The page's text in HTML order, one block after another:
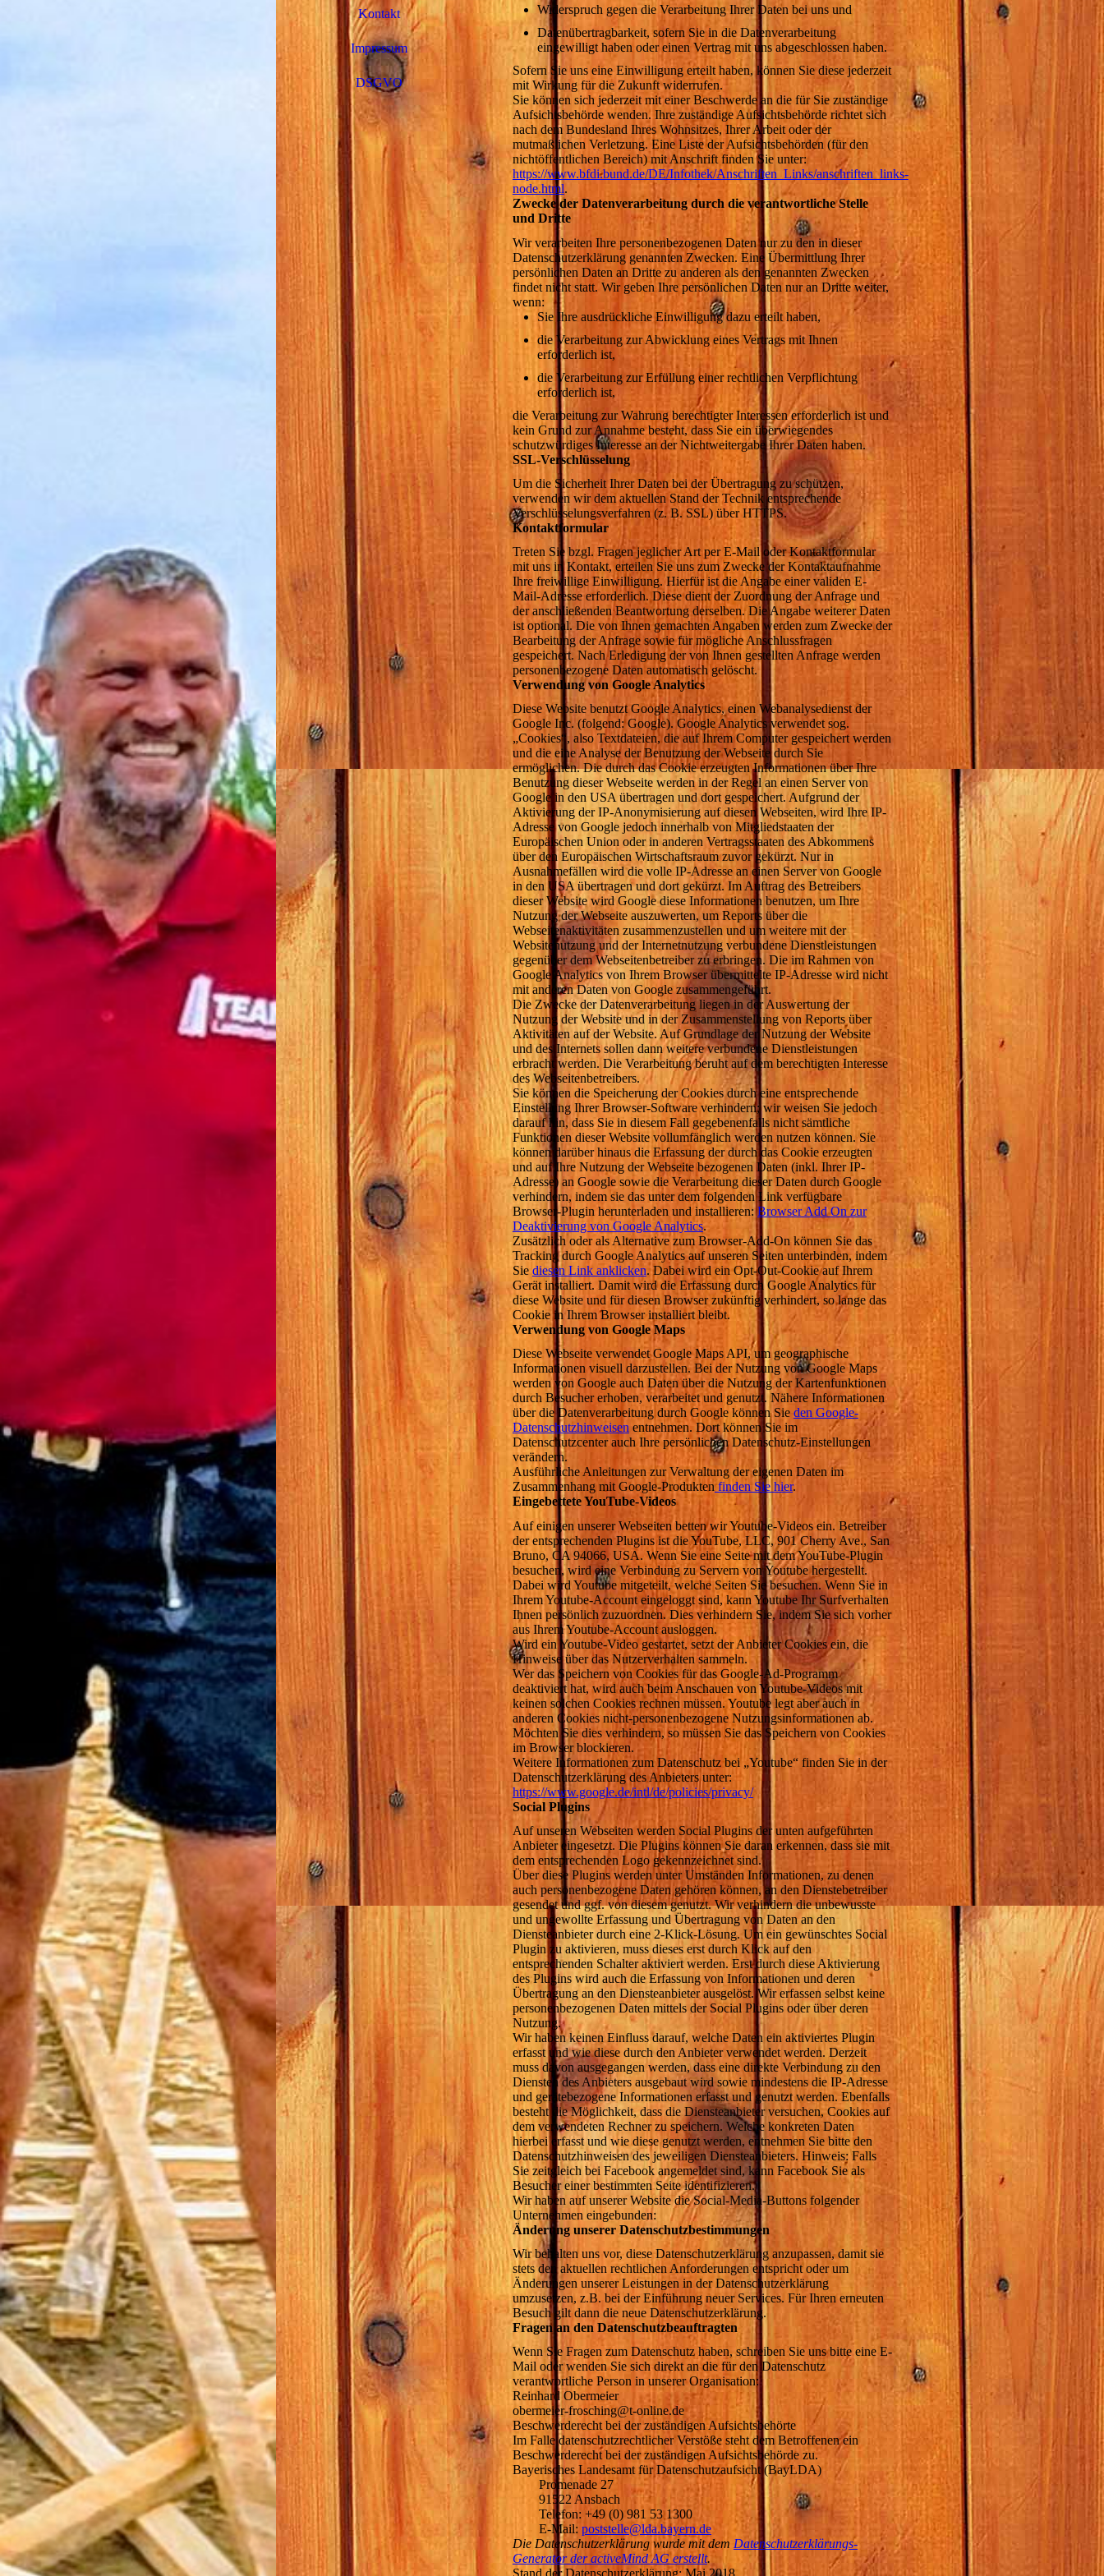
Kontakt
Impressum
DSGVO
Widerspruch gegen die Verarbeitung Ihrer Daten bei uns und
Datenübertragbarkeit, sofern Sie in die Datenverarbeitung
eingewilligt haben oder einen Vertrag mit uns abgeschlossen haben.
Sofern Sie uns eine Einwilligung erteilt haben, können Sie diese jederzeit
mit Wirkung für die Zukunft widerrufen.
Sie können sich jederzeit mit einer Beschwerde an die für Sie zuständige
Aufsichtsbehörde wenden. Ihre zuständige Aufsichtsbehörde richtet sich
nach dem Bundesland Ihres Wohnsitzes, Ihrer Arbeit oder der
mutmaßlichen Verletzung. Eine Liste der Aufsichtsbehörden (für den
nichtöffentlichen Bereich) mit Anschrift finden Sie unter:
https://www.bfdi.bund.de/DE/Infothek/Anschriften_Links/anschriften_links-
node.html.
Zwecke der Datenverarbeitung durch die verantwortliche Stelle
und Dritte
Wir verarbeiten Ihre personenbezogenen Daten nur zu den in dieser
Datenschutzerklärung genannten Zwecken. Eine Übermittlung Ihrer
persönlichen Daten an Dritte zu anderen als den genannten Zwecken
findet nicht statt. Wir geben Ihre persönlichen Daten nur an Dritte weiter,
wenn:
Sie Ihre ausdrückliche Einwilligung dazu erteilt haben,
die Verarbeitung zur Abwicklung eines Vertrags mit Ihnen
erforderlich ist,
die Verarbeitung zur Erfüllung einer rechtlichen Verpflichtung
erforderlich ist,
die Verarbeitung zur Wahrung berechtigter Interessen erforderlich ist und
kein Grund zur Annahme besteht, dass Sie ein überwiegendes
schutzwürdiges Interesse an der Nichtweitergabe Ihrer Daten haben.
SSL-Verschlüsselung
Um die Sicherheit Ihrer Daten bei der Übertragung zu schützen,
verwenden wir dem aktuellen Stand der Technik entsprechende
Verschlüsselungsverfahren (z. B. SSL) über HTTPS.
Kontaktformular
Treten Sie bzgl. Fragen jeglicher Art per E-Mail oder Kontaktformular
mit uns in Kontakt, erteilen Sie uns zum Zwecke der Kontaktaufnahme
Ihre freiwillige Einwilligung. Hierfür ist die Angabe einer validen E-
Mail-Adresse erforderlich. Diese dient der Zuordnung der Anfrage und
der anschließenden Beantwortung derselben. Die Angabe weiterer Daten
ist optional. Die von Ihnen gemachten Angaben werden zum Zwecke der
Bearbeitung der Anfrage sowie für mögliche Anschlussfragen
gespeichert. Nach Erledigung der von Ihnen gestellten Anfrage werden
personenbezogene Daten automatisch gelöscht.
Verwendung von Google Analytics
Diese Website benutzt Google Analytics, einen Webanalysedienst der
Google Inc. (folgend: Google). Google Analytics verwendet sog.
„Cookies“, also Textdateien, die auf Ihrem Computer gespeichert werden
und die eine Analyse der Benutzung der Webseite durch Sie
ermöglichen. Die durch das Cookie erzeugten Informationen über Ihre
Benutzung dieser Webseite werden in der Regel an einen Server von
Google in den USA übertragen und dort gespeichert. Aufgrund der
Aktivierung der IP-Anonymisierung auf diesen Webseiten, wird Ihre IP-
Adresse von Google jedoch innerhalb von Mitgliedstaaten der
Europäischen Union oder in anderen Vertragsstaaten des Abkommens
über den Europäischen Wirtschaftsraum zuvor gekürzt. Nur in
Ausnahmefällen wird die volle IP-Adresse an einen Server von Google
in den USA übertragen und dort gekürzt. Im Auftrag des Betreibers
dieser Website wird Google diese Informationen benutzen, um Ihre
Nutzung der Webseite auszuwerten, um Reports über die
Webseitenaktivitäten zusammenzustellen und um weitere mit der
Websitenutzung und der Internetnutzung verbundene Dienstleistungen
gegenüber dem Webseitenbetreiber zu erbringen. Die im Rahmen von
Google Analytics von Ihrem Browser übermittelte IP-Adresse wird nicht
mit anderen Daten von Google zusammengeführt.
Die Zwecke der Datenverarbeitung liegen in der Auswertung der
Nutzung der Website und in der Zusammenstellung von Reports über
Aktivitäten auf der Website. Auf Grundlage der Nutzung der Website
und des Internets sollen dann weitere verbundene Dienstleistungen
erbracht werden. Die Verarbeitung beruht auf dem berechtigten Interesse
des Webseitenbetreibers.
Sie können die Speicherung der Cookies durch eine entsprechende
Einstellung Ihrer Browser-Software verhindern; wir weisen Sie jedoch
darauf hin, dass Sie in diesem Fall gegebenenfalls nicht sämtliche
Funktionen dieser Website vollumfänglich werden nutzen können. Sie
können darüber hinaus die Erfassung der durch das Cookie erzeugten
und auf Ihre Nutzung der Webseite bezogenen Daten (inkl. Ihrer IP-
Adresse) an Google sowie die Verarbeitung dieser Daten durch Google
verhindern, indem sie das unter dem folgenden Link verfügbare
Browser-Plugin herunterladen und installieren: Browser Add On zur
Deaktivierung von Google Analytics.
Zusätzlich oder als Alternative zum Browser-Add-On können Sie das
Tracking durch Google Analytics auf unseren Seiten unterbinden, indem
Sie diesen Link anklicken. Dabei wird ein Opt-Out-Cookie auf Ihrem
Gerät installiert. Damit wird die Erfassung durch Google Analytics für
diese Website und für diesen Browser zukünftig verhindert, so lange das
Cookie in Ihrem Browser installiert bleibt.
Verwendung von Google Maps
Diese Webseite verwendet Google Maps API, um geographische
Informationen visuell darzustellen. Bei der Nutzung von Google Maps
werden von Google auch Daten über die Nutzung der Kartenfunktionen
durch Besucher erhoben, verarbeitet und genutzt. Nähere Informationen
über die Datenverarbeitung durch Google können Sie den Google-
Datenschutzhinweisen entnehmen. Dort können Sie im
Datenschutzcenter auch Ihre persönlichen Datenschutz-Einstellungen
verändern.
Ausführliche Anleitungen zur Verwaltung der eigenen Daten im
Zusammenhang mit Google-Produktenfinden Sie hier.
Eingebettete YouTube-Videos
Auf einigen unserer Webseiten betten wir Youtube-Videos ein. Betreiber
der entsprechenden Plugins ist die YouTube, LLC, 901 Cherry Ave., San
Bruno, CA 94066, USA. Wenn Sie eine Seite mit dem YouTube-Plugin
besuchen, wird eine Verbindung zu Servern von Youtube hergestellt.
Dabei wird Youtube mitgeteilt, welche Seiten Sie besuchen. Wenn Sie in
Ihrem Youtube-Account eingeloggt sind, kann Youtube Ihr Surfverhalten
Ihnen persönlich zuzuordnen. Dies verhindern Sie, indem Sie sich vorher
aus Ihrem Youtube-Account ausloggen.
Wird ein Youtube-Video gestartet, setzt der Anbieter Cookies ein, die
Hinweise über das Nutzerverhalten sammeln.
Wer das Speichern von Cookies für das Google-Ad-Programm
deaktiviert hat, wird auch beim Anschauen von Youtube-Videos mit
keinen solchen Cookies rechnen müssen. Youtube legt aber auch in
anderen Cookies nicht-personenbezogene Nutzungsinformationen ab.
Möchten Sie dies verhindern, so müssen Sie das Speichern von Cookies
im Browser blockieren.
Weitere Informationen zum Datenschutz bei „Youtube“ finden Sie in der
Datenschutzerklärung des Anbieters unter:
https://www.google.de/intl/de/policies/privacy/
Social Plugins
Auf unseren Webseiten werden Social Plugins der unten aufgeführten
Anbieter eingesetzt. Die Plugins können Sie daran erkennen, dass sie mit
dem entsprechenden Logo gekennzeichnet sind.
Über diese Plugins werden unter Umständen Informationen, zu denen
auch personenbezogene Daten gehören können, an den Dienstebetreiber
gesendet und ggf. von diesem genutzt. Wir verhindern die unbewusste
und ungewollte Erfassung und Übertragung von Daten an den
Diensteanbieter durch eine 2-Klick-Lösung. Um ein gewünschtes Social
Plugin zu aktivieren, muss dieses erst durch Klick auf den
entsprechenden Schalter aktiviert werden. Erst durch diese Aktivierung
des Plugins wird auch die Erfassung von Informationen und deren
Übertragung an den Diensteanbieter ausgelöst. Wir erfassen selbst keine
personenbezogenen Daten mittels der Social Plugins oder über deren
Nutzung.
Wir haben keinen Einfluss darauf, welche Daten ein aktiviertes Plugin
erfasst und wie diese durch den Anbieter verwendet werden. Derzeit
muss davon ausgegangen werden, dass eine direkte Verbindung zu den
Diensten des Anbieters ausgebaut wird sowie mindestens die IP-Adresse
und gerätebezogene Informationen erfasst und genutzt werden. Ebenfalls
besteht die Möglichkeit, dass die Diensteanbieter versuchen, Cookies auf
dem verwendeten Rechner zu speichern. Welche konkreten Daten
hierbei erfasst und wie diese genutzt werden, entnehmen Sie bitte den
Datenschutzhinweisen des jeweiligen Diensteanbieters. Hinweis: Falls
Sie zeitgleich bei Facebook angemeldet sind, kann Facebook Sie als
Besucher einer bestimmten Seite identifizieren.
Wir haben auf unserer Website die Social-Media-Buttons folgender
Unternehmen eingebunden:
Änderung unserer Datenschutzbestimmungen
Wir behalten uns vor, diese Datenschutzerklärung anzupassen, damit sie
stets den aktuellen rechtlichen Anforderungen entspricht oder um
Änderungen unserer Leistungen in der Datenschutzerklärung
umzusetzen, z.B. bei der Einführung neuer Services. Für Ihren erneuten
Besuch gilt dann die neue Datenschutzerklärung.
Fragen an den Datenschutzbeauftragten
Wenn Sie Fragen zum Datenschutz haben, schreiben Sie uns bitte eine E-
Mail oder wenden Sie sich direkt an die für den Datenschutz
verantwortliche Person in unserer Organisation:
Reinhard Obermeier
obermeier-frosching@t-online.de
Beschwerderecht bei der zuständigen Aufsichtsbehörte
Im Falle datenschutzrechtlicher Verstöße steht dem Betroffenen ein
Beschwerderecht bei der zuständigen Aufsichtsbehörde zu.
Bayerisches Landesamt für Datenschutzaufsicht (BayLDA)
Promenade 27
91522 Ansbach
Telefon: +49 (0) 981 53 1300
E-Mail: poststelle@lda.bayern.de
Die Datenschutzerklärung wurde mit dem Datenschutzerklärungs-
Generator der activeMind AG erstellt.
Stand der Datenschutzerklärung: Mai 2018